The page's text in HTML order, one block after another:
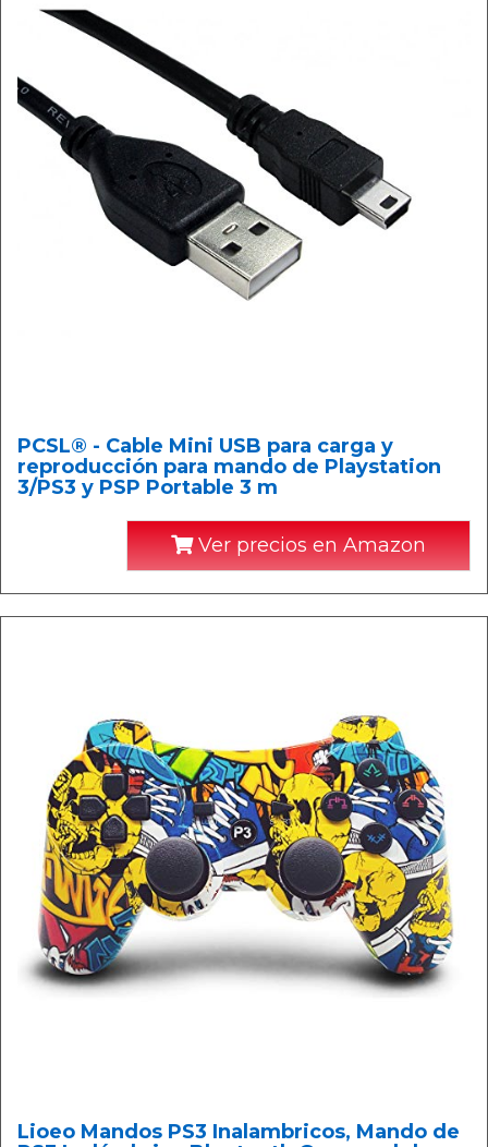
PCSL® - Cable Mini USB para carga y
reproducción para mando de Playstation
3/PS3 y PSP Portable 3 m
Ver precios en Amazon
Lioeo Mandos PS3 Inalambricos, Mando de